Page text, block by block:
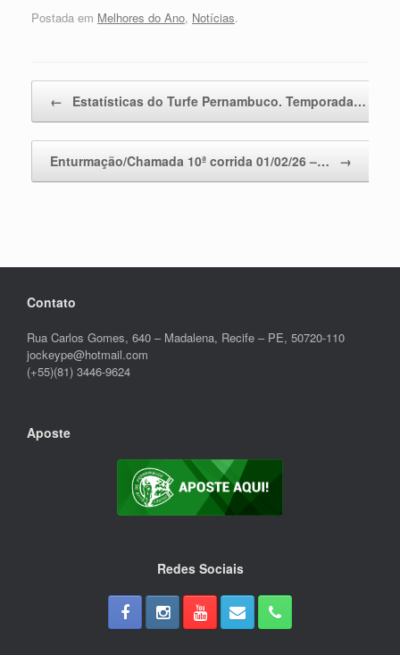
Postada em Melhores do Ano, Notícias.
← Estatísticas do Turfe Pernambuco. Temporada…
Enturmação/Chamada 10ª corrida 01/02/26 –… →
Contato
Rua Carlos Gomes, 640 – Madalena, Recife – PE, 50720-110
jockeype@hotmail.com
(+55)(81) 3446-9624
Aposte
Redes Sociais